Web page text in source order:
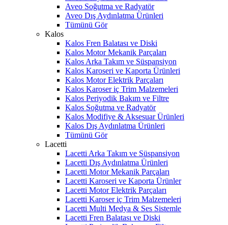
Aveo Soğutma ve Radyatör
Aveo Dış Aydınlatma Ürünleri
Tümünü Gör
Kalos
Kalos Fren Balatası ve Diski
Kalos Motor Mekanik Parçaları
Kalos Arka Takım ve Süspansiyon
Kalos Karoseri ve Kaporta Ürünleri
Kalos Motor Elektrik Parçaları
Kalos Karoser iç Trim Malzemeleri
Kalos Periyodik Bakım ve Filtre
Kalos Soğutma ve Radyatör
Kalos Modifiye & Aksesuar Ürünleri
Kalos Dış Aydınlatma Ürünleri
Tümünü Gör
Lacetti
Lacetti Arka Takım ve Süspansiyon
Lacetti Dış Aydınlatma Ürünleri
Lacetti Motor Mekanik Parçaları
Lacetti Karoseri ve Kaporta Ürünler
Lacetti Motor Elektrik Parçaları
Lacetti Karoser iç Trim Malzemeleri
Lacetti Multi Medya & Ses Sistemle
Lacetti Fren Balatası ve Diski